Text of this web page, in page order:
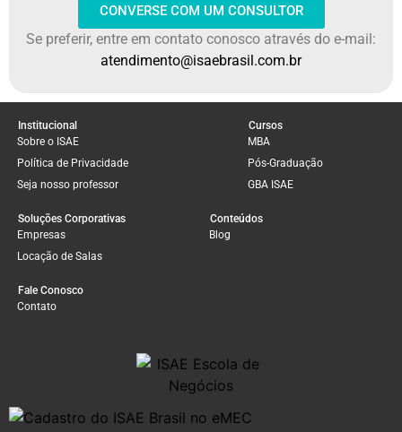
CONVERSE COM UM CONSULTOR
Se preferir, entre em contato conosco através do e-mail:
atendimento@isaebrasil.com.br
Institucional
Sobre o ISAE
Política de Privacidade
Seja nosso professor
Cursos
MBA
Pós-Graduação
GBA ISAE
Soluções Corporativas
Empresas
Locação de Salas
Conteúdos
Blog
Fale Conosco
Contato